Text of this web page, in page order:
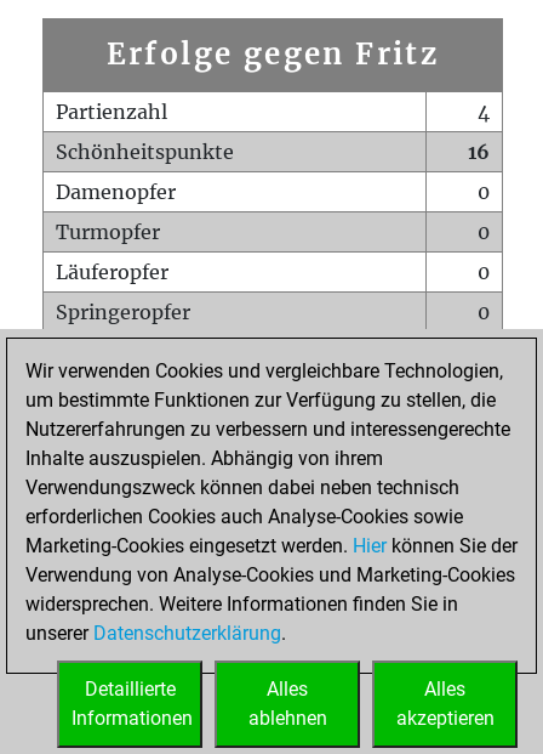
Erfolge gegen Fritz
Partienzahl
4
Schönheitspunkte
16
Damenopfer
0
Turmopfer
0
Läuferopfer
0
Springeropfer
0
Matt auf vollem Brett
0
Bauer setzt Matt
0
Erstickte Matts
Unterverwandlungen
Türme auf der siebten
0
STARTSEITE
Wir verwenden Cookies und vergleichbare Technologien,
um bestimmte Funktionen zur Verfügung zu stellen, die
Nutzererfahrungen zu verbessern und interessengerechte
Inhalte auszuspielen. Abhängig von ihrem
Verwendungszweck können dabei neben technisch
erforderlichen Cookies auch Analyse-Cookies sowie
Marketing-Cookies eingesetzt werden. Hierkönnen Sie der
Verwendung von Analyse-Cookies und Marketing-Cookies
widersprechen. Weitere Informationen finden Sie in
unserer Datenschutzerklärung.
Alles
akzeptieren
Alles
ablehnen
Detaillierte
Informationen